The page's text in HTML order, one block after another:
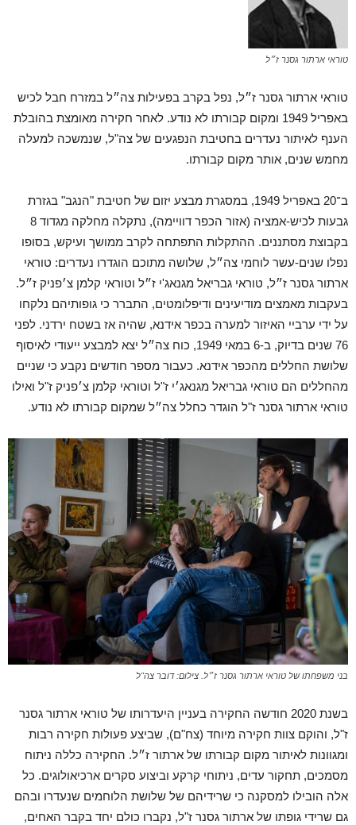
טוראי ארתור גסנר ז״ל
טוראי ארתור גסנר ז״ל, נפל בקרב בפעילות צה״ל במזרח חבל לכיש
באפריל 1949 ומקום קבורתו לא נודע. לאחר חקירה מאומצת בהובלת
הענף לאיתור נעדרים בחטיבת הנפגעים של צה"ל, שנמשכה למעלה
מחמש שנים, אותר מקום קבורתו.
ב־20 באפריל 1949, במסגרת מבצע יזום של חטיבת "הנגב" בגזרת
גבעות לכיש-אמציה (אזור הכפר דוויימה), נתקלה מחלקה מגדוד 8
בקבוצת מסתננים. ההתקלות התפתחה לקרב ממושך ועיקש, בסופו
נפלו שנים-עשר לוחמי צה״ל, שלושה מתוכם הוגדרו נעדרים: טוראי
ארתור גסנר ז״ל, טוראי גבריאל מגנאג'י ז״ל וטוראי קלמן צ׳פניק ז״ל.
בעקבות מאמצים מודיעינים ודיפלומטים, התברר כי גופותיהם נלקחו
על ידי ערביי האיזור למערה בכפר אידנא, שהיה אז בשטח ירדני. לפני
76 שנים בדיוק, ב-6 במאי 1949, כוח צה״ל יצא למבצע ייעודי לאיסוף
שלושת החללים מהכפר אידנא. כעבור מספר חודשים נקבע כי שניים
מהחללים הם טוראי גבריאל מגנאג׳י ז"ל וטוראי קלמן צ׳פניק ז"ל ואילו
טוראי ארתור גסנר ז"ל הוגדר כחלל צה״ל שמקום קבורתו לא נודע.
בני משפחתו של טוראי ארתור גסנר ז״ל. צילום: דובר צה"ל
בשנת 2020 חודשה החקירה בעניין היעדרותו של טוראי ארתור גסנר
ז"ל, והוקם צוות חקירה מיוחד (צח"ם), שביצע פעולות חקירה רבות
ומגוונות לאיתור מקום קבורתו של ארתור ז״ל. החקירה כללה ניתוח
מסמכים, תחקור עדים, ניתוחי קרקע וביצוע סקרים ארכיאולוגים. כל
אלה הובילו למסקנה כי שרידיהם של שלושת הלוחמים שנעדרו ובהם
גם שרידי גופתו של ארתור גסנר ז"ל, נקברו כולם יחד בקבר האחים,